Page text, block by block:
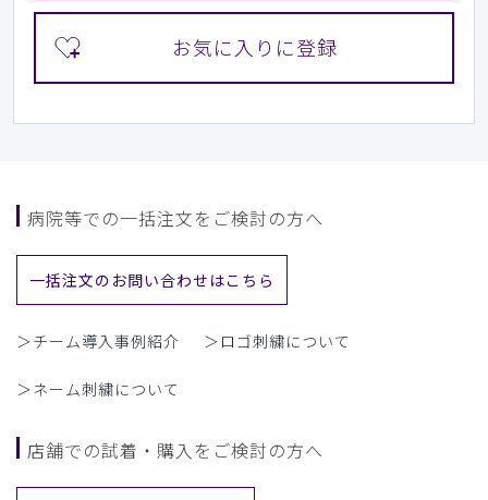
病院等での一括注文をご検討の方へ
一括注文のお問い合わせはこちら
＞チーム導入事例紹介 ＞ロゴ刺繍について
＞ネーム刺繍について
店舗での試着・購入をご検討の方へ